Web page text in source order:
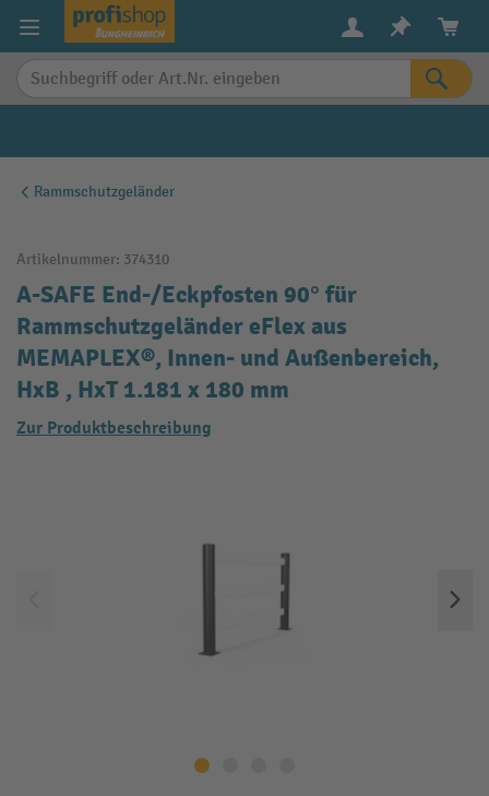
springen
Rammschutzgeländer
Artikelnummer: 374310
A-SAFE End-/Eckpfosten 90° für
Rammschutzgeländer eFlex aus
MEMAPLEX®, Innen- und Außenbereich,
HxB , HxT 1.181 x 180 mm
Zur Produktbeschreibung